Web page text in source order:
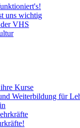
uns wichtig
VHS
Kurse
Weiterbildung für